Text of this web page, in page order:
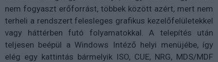
nem fogyaszt erőforrást, többek között azért, mert nem
terheli a rendszert felesleges grafikus kezelőfelületekkel
vagy háttérben futó folyamatokkal. A telepítés után
teljesen beépül a Windows Intéző helyi menüjébe, így
elég egy kattintás bármelyik ISO, CUE, NRG, MDS/MDF